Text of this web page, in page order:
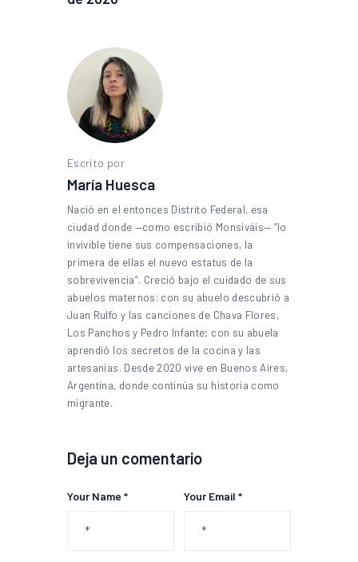
Escrito por
María Huesca
Nació en el entonces Distrito Federal, esa
ciudad donde —como escribió Monsiváis— “lo
invivible tiene sus compensaciones, la
primera de ellas el nuevo estatus de la
sobrevivencia”. Creció bajo el cuidado de sus
abuelos maternos: con su abuelo descubrió a
Juan Rulfo y las canciones de Chava Flores,
Los Panchos y Pedro Infante; con su abuela
aprendió los secretos de la cocina y las
artesanías. Desde 2020 vive en Buenos Aires,
Argentina, donde continúa su historia como
migrante.
Deja un comentario
Your Name * Your Email *